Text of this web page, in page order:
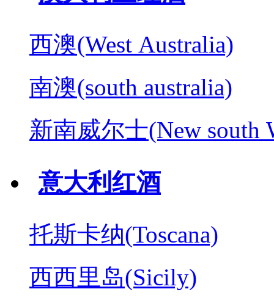
西澳(West Australia)
南澳(south australia)
新南威尔士(New south
意大利红酒
托斯卡纳(Toscana)
西西里岛(Sicily)